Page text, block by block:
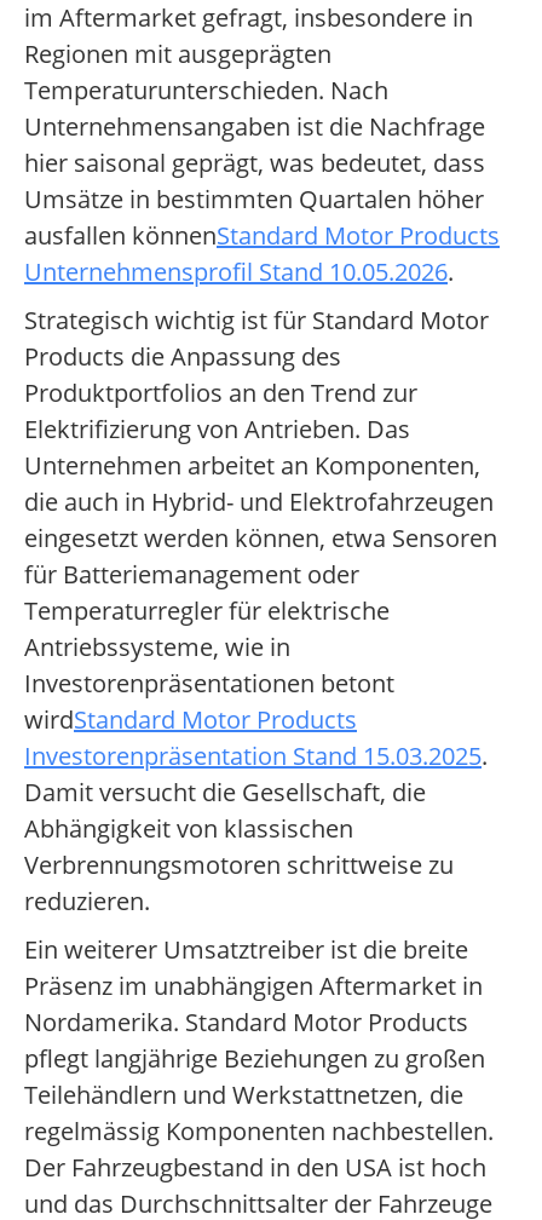
im Aftermarket gefragt, insbesondere in
Regionen mit ausgeprägten
Temperaturunterschieden. Nach
Unternehmensangaben ist die Nachfrage
hier saisonal geprägt, was bedeutet, dass
Umsätze in bestimmten Quartalen höher
ausfallen könnenStandard Motor Products
Unternehmensprofil Stand 10.05.2026.
Strategisch wichtig ist für Standard Motor
Products die Anpassung des
Produktportfolios an den Trend zur
Elektrifizierung von Antrieben. Das
Unternehmen arbeitet an Komponenten,
die auch in Hybrid- und Elektrofahrzeugen
eingesetzt werden können, etwa Sensoren
für Batteriemanagement oder
Temperaturregler für elektrische
Antriebssysteme, wie in
Investorenpräsentationen betont
wirdStandard Motor Products
Investorenpräsentation Stand 15.03.2025.
Damit versucht die Gesellschaft, die
Abhängigkeit von klassischen
Verbrennungsmotoren schrittweise zu
reduzieren.
Ein weiterer Umsatztreiber ist die breite
Präsenz im unabhängigen Aftermarket in
Nordamerika. Standard Motor Products
pflegt langjährige Beziehungen zu großen
Teilehändlern und Werkstattnetzen, die
regelmässig Komponenten nachbestellen.
Der Fahrzeugbestand in den USA ist hoch
und das Durchschnittsalter der Fahrzeuge